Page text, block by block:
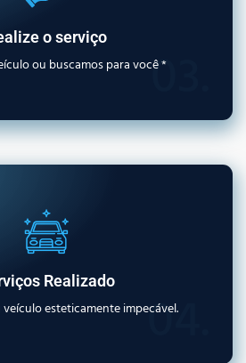
o serviço
ou buscamos para você *
03.
Realizado
esteticamente impecável.
04.